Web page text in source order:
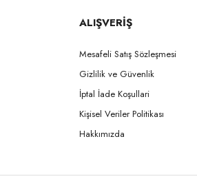
ALIŞVERİŞ
Mesafeli Satış Sözleşmesi
Gizlilik ve Güvenlik
İptal İade Koşullari
Kişisel Veriler Politikası
Hakkımızda